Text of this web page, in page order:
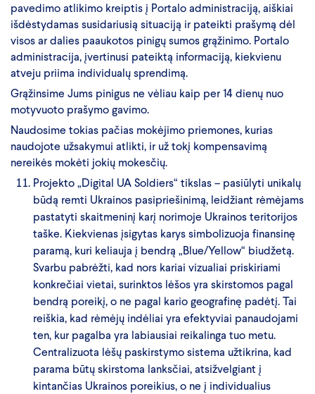
pavedimo atlikimo kreiptis į Portalo administraciją, aiškiai
išdėstydamas susidariusią situaciją ir pateikti prašymą dėl
visos ar dalies paaukotos pinigų sumos grąžinimo. Portalo
administracija, įvertinusi pateiktą informaciją, kiekvienu
atveju priima individualų sprendimą.
Grąžinsime Jums pinigus ne vėliau kaip per 14 dienų nuo
motyvuoto prašymo gavimo.
Naudosime tokias pačias mokėjimo priemones, kurias
naudojote užsakymui atlikti, ir už tokį kompensavimą
nereikės mokėti jokių mokesčių.
Projekto „Digital UA Soldiers“ tikslas – pasiūlyti unikalų
būdą remti Ukrainos pasipriešinimą, leidžiant rėmėjams
pastatyti skaitmeninį karį norimoje Ukrainos teritorijos
taške. Kiekvienas įsigytas karys simbolizuoja finansinę
paramą, kuri keliauja į bendrą „Blue/Yellow“ biudžetą.
Svarbu pabrėžti, kad nors kariai vizualiai priskiriami
konkrečiai vietai, surinktos lėšos yra skirstomos pagal
bendrą poreikį, o ne pagal kario geografinę padėtį. Tai
reiškia, kad rėmėjų indėliai yra efektyviai panaudojami
ten, kur pagalba yra labiausiai reikalinga tuo metu.
Centralizuota lėšų paskirstymo sistema užtikrina, kad
parama būtų skirstoma lanksčiai, atsižvelgiant į
kintančias Ukrainos poreikius, o ne į individualius